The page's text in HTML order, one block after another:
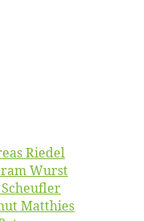
Riedel
Wurst
Matthies